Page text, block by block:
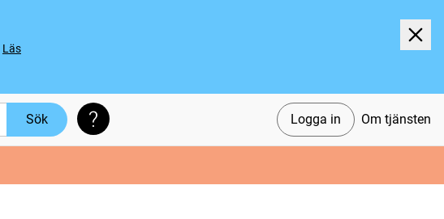
Läs
Logga in Om tjänsten
Sök Söktips